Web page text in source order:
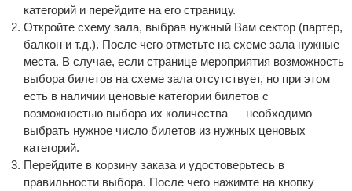
категорий и перейдите на его страницу.
Откройте схему зала, выбрав нужный Вам сектор (партер,
балкон и т.д.). После чего отметьте на схеме зала нужные
места. В случае, если странице мероприятия возможность
выбора билетов на схеме зала отсутствует, но при этом
есть в наличии ценовые категории билетов с
возможностью выбора их количества — необходимо
выбрать нужное число билетов из нужных ценовых
категорий.
Перейдите в корзину заказа и удостоверьтесь в
правильности выбора. После чего нажимте на кнопку